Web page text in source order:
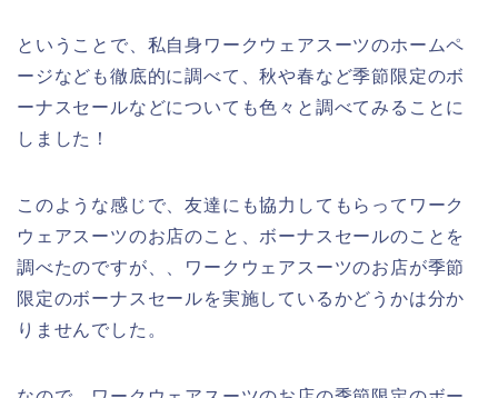
ということで、私自身ワークウェアスーツのホームペ
ージなども徹底的に調べて、秋や春など季節限定のボ
ーナスセールなどについても色々と調べてみることに
しました！
このような感じで、友達にも協力してもらってワーク
ウェアスーツのお店のこと、ボーナスセールのことを
調べたのですが、、ワークウェアスーツのお店が季節
限定のボーナスセールを実施しているかどうかは分か
りませんでした。